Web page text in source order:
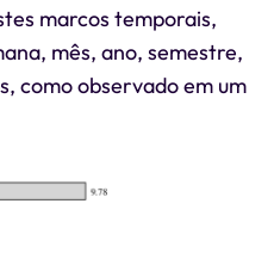
marcos temporais,
mês, ano, semestre,
como observado em um